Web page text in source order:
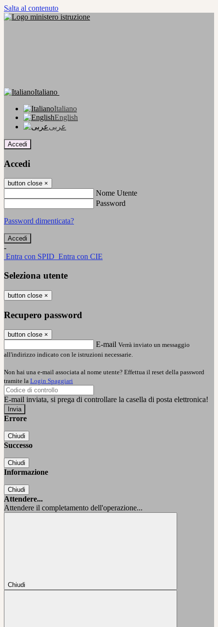
Salta al contenuto
Italiano
Italiano
English
عربى
Accedi
Accedi
button close ×
Nome Utente
Password
Password dimenticata?
-
Entra con SPID Entra con CIE
Seleziona utente
button close ×
Recupero password
button close ×
E-mail Verrà inviato un messaggio
all'indirizzo indicato con le istruzioni necessarie.
Non hai una e-mail associata al nome utente? Effettua il reset della password
tramite la Login Spaggiari
E-mail inviata, si prega di controllare la casella di posta elettronica!
Errore
Chiudi
Successo
Chiudi
Informazione
Chiudi
Attendere...
Attendere il completamento dell'operazione...
Chiudi